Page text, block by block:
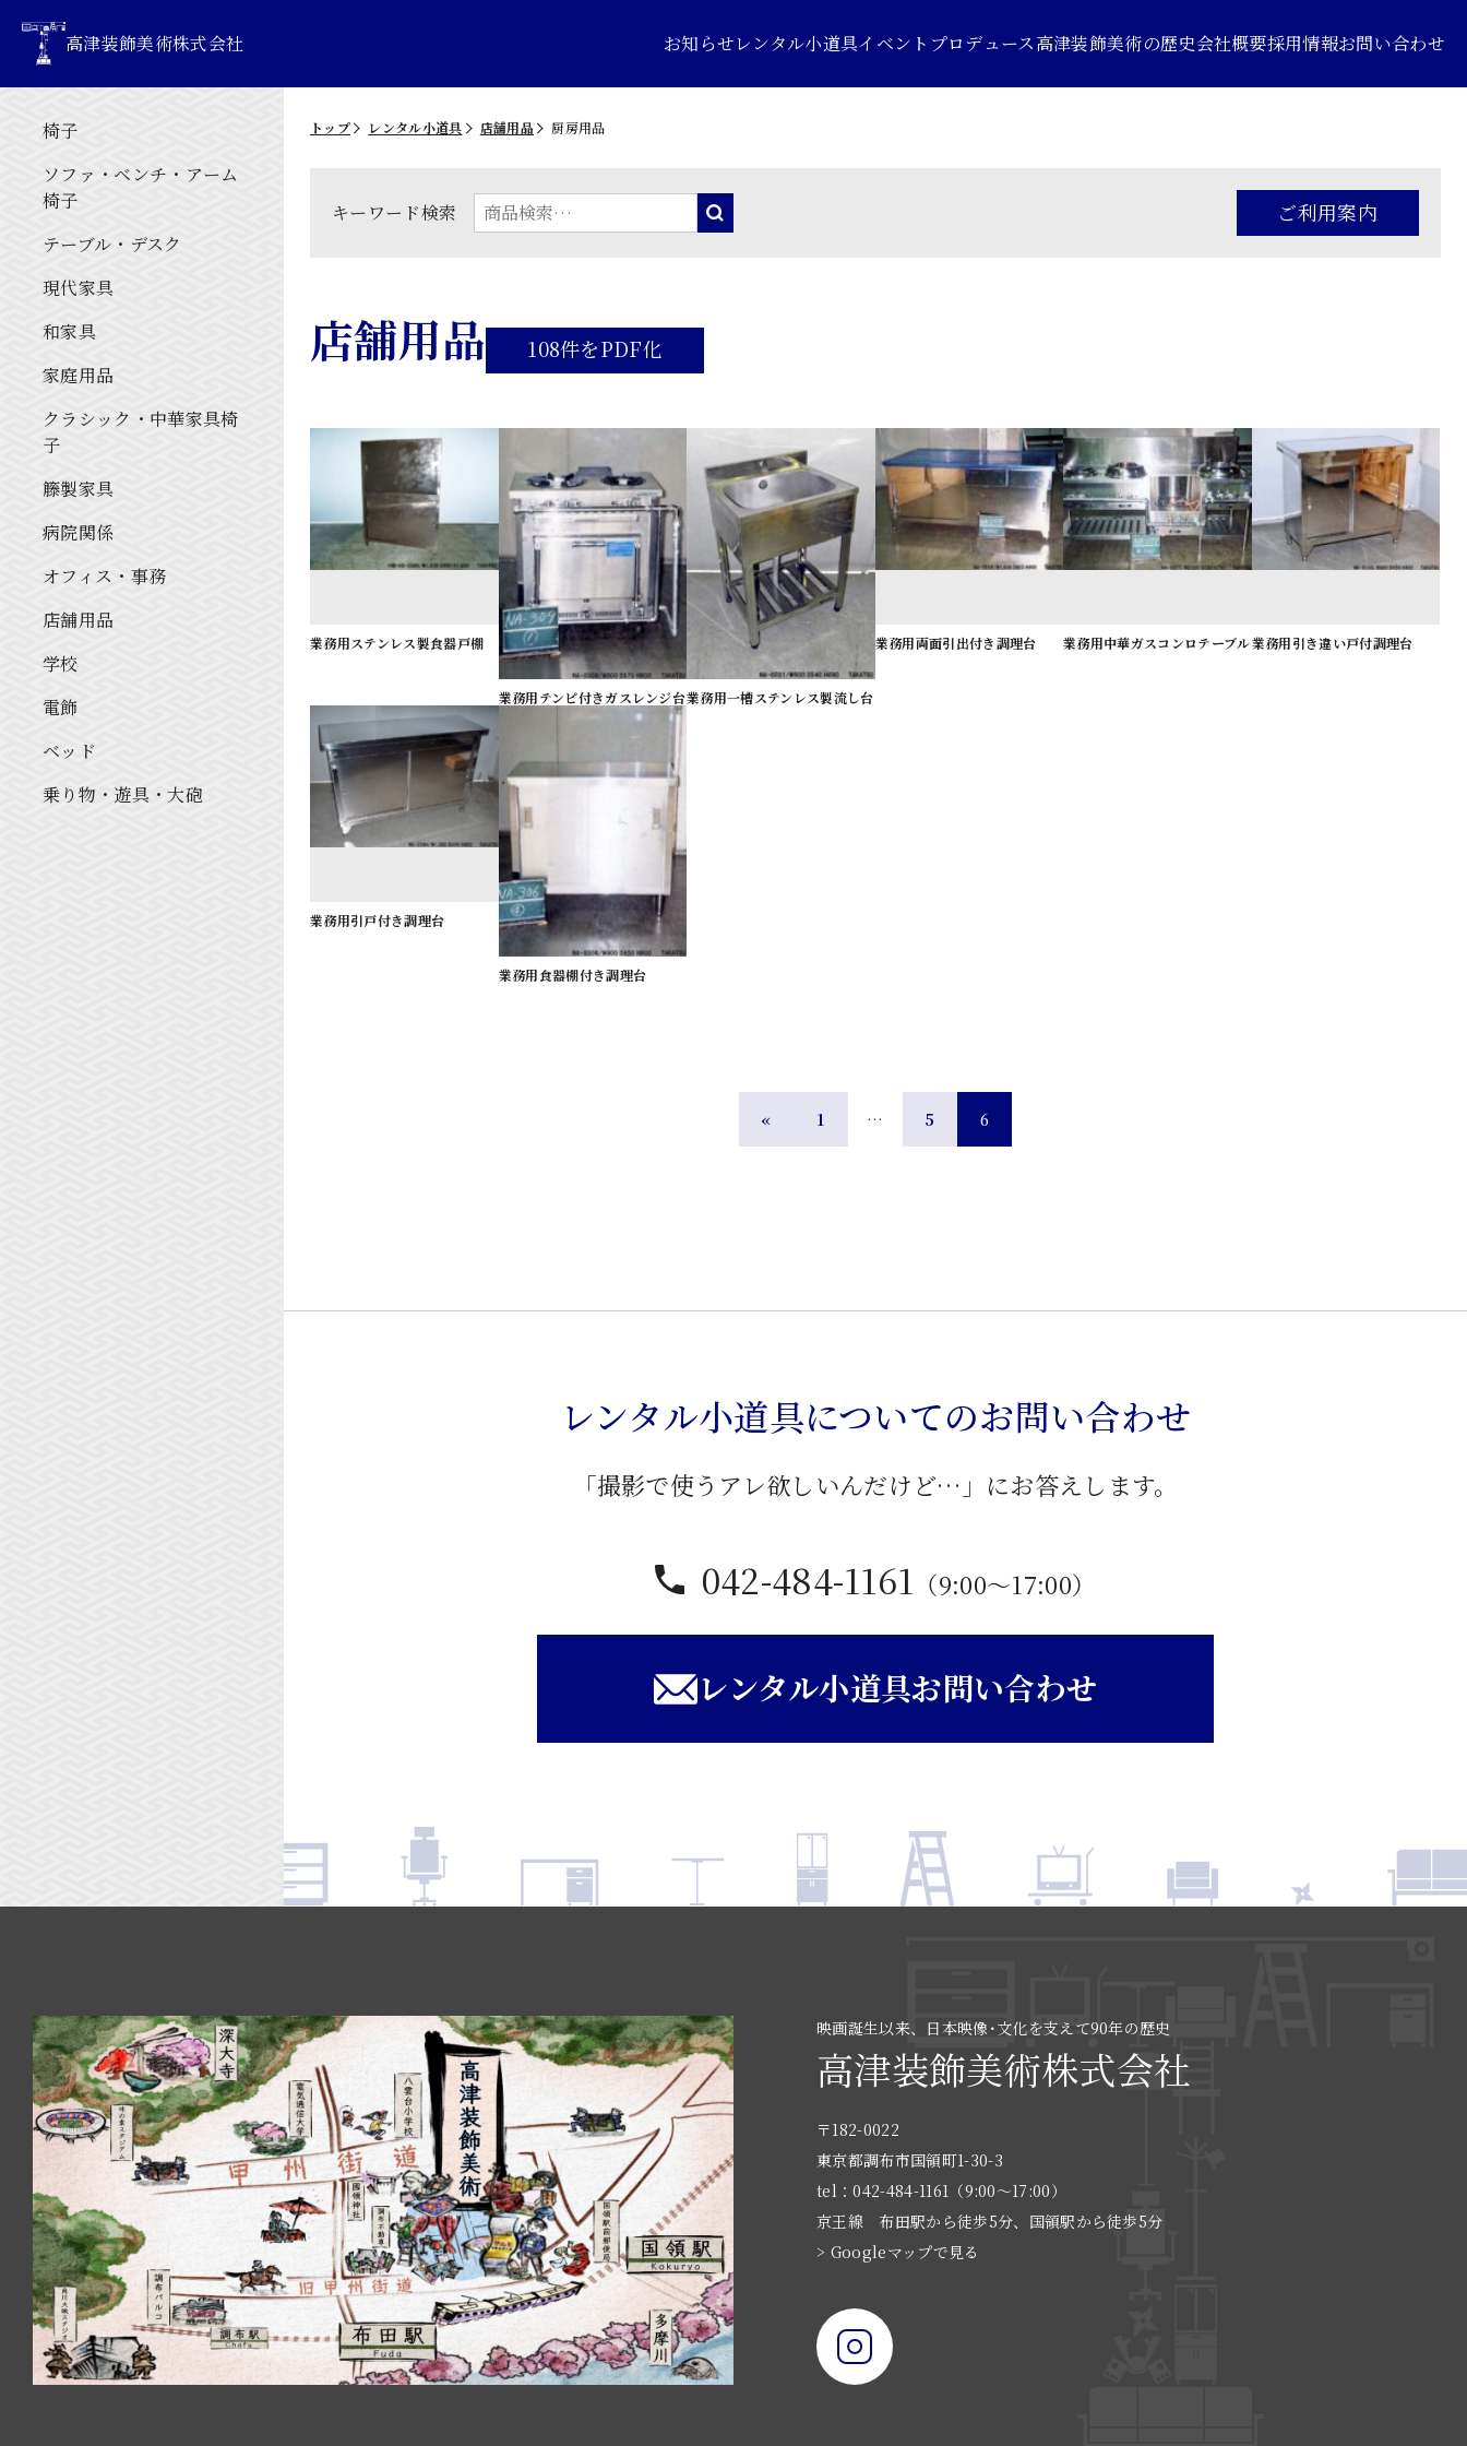
高津装飾美術株式会社 お知らせレンタル小道具イベントプロデュース高津装飾美術の歴史会社概要採用情報お問い合わせ
椅子
ソファ・ベンチ・アーム
椅子
テーブル・デスク
現代家具
和家具
家庭用品
クラシック・中華家具椅
子
籐製家具
病院関係
オフィス・事務
店舗用品
学校
電飾
ベッド
乗り物・遊具・大砲
トップ レンタル小道具 店舗用品 厨房用品
キーワード検索 ご利用案内
店舗用品 108件をPDF化
業務用ステンレス製食器戸棚
業務用テンピ付きガスレンジ台業務用一槽ステンレス製流し台
業務用両面引出付き調理台 業務用中華ガスコンロテーブル業務用引き違い戸付調理台
業務用引戸付き調理台
業務用食器棚付き調理台
« 1 … 5 6
レンタル小道具についてのお問い合わせ
「撮影で使うアレ欲しいんだけど…」にお答えします。
042-484-1161 （9:00〜17:00）
レンタル小道具お問い合わせ
映画誕生以来、日本映像･文化を支えて90年の歴史
高津装飾美術株式会社
〒182-0022
東京都調布市国領町1-30-3
tel：042-484-1161（9:00〜17:00）
京王線 布田駅から徒歩5分、国領駅から徒歩5分
> Googleマップで見る